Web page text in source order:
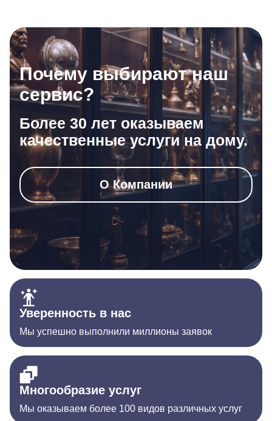
Почему выбирают наш
сервис?
Более 30 лет оказываем
качественные услуги на дому.
О Компании
Уверенность в нас
Мы успешно выполнили миллионы заявок
Многообразие услуг
Мы оказываем более 100 видов различных услуг